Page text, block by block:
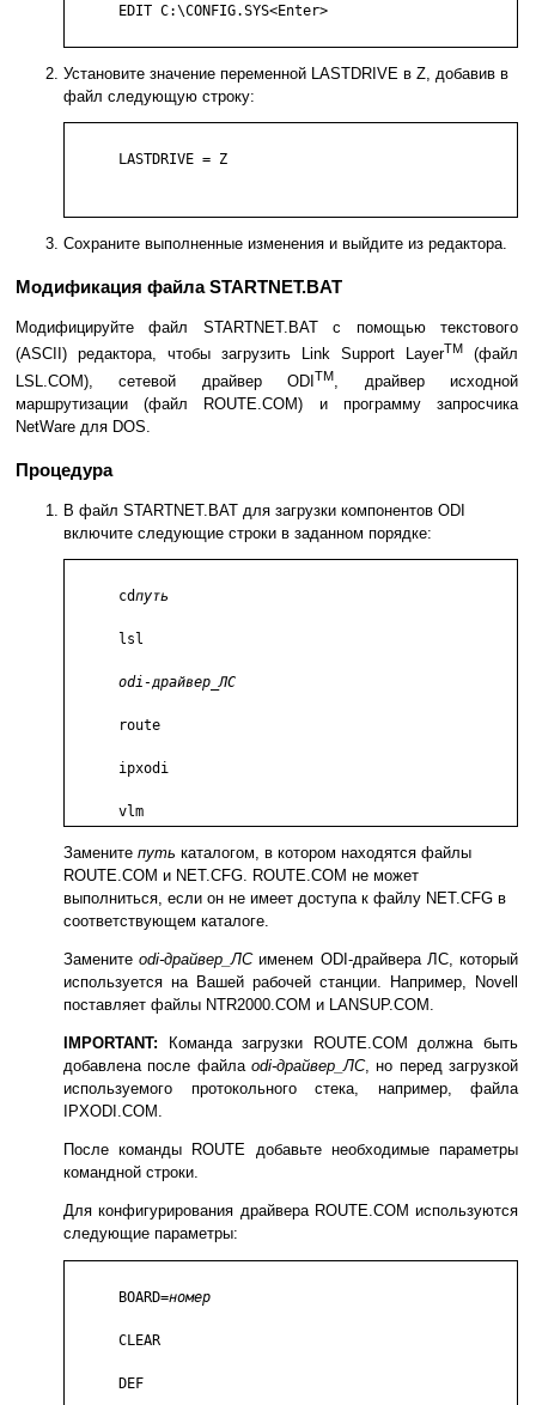
      EDIT C:\CONFIG.SYS<Enter>
Установите значение переменной LASTDRIVE в Z, добавив в
файл следующую строку:
      LASTDRIVE = Z
Сохраните выполненные изменения и выйдите из редактора.
Модификация файла STARTNET.BAT
Модифицируйте файл STARTNET.BAT с помощью текстового
(ASCII) редактора, чтобы загрузить Link Support LayerTM
(файл
LSL.COM), сетевой драйвер ODI TM, драйвер исходной
маршрутизации (файл ROUTE.COM) и программу запросчика
NetWare для DOS.
Процедура
В файл STARTNET.BAT для загрузки компонентов ODI
включите следующие строки в заданном порядке:
      cd
путь
      lsl
odi-драйвер_ЛС
      route
      ipxodi
      vlm
Замените путь каталогом, в котором находятся файлы
ROUTE.COM и NET.CFG. ROUTE.COM не может
выполниться, если он не имеет доступа к файлу NET.CFG в
соответствующем каталоге.
Заменитеodi-драйвер_ЛСименем ODI-драйвера ЛС, который
используется на Вашей рабочей станции. Например, Novell
поставляет файлы NTR2000.COM и LANSUP.COM.
IMPORTANT:
Команда загрузки ROUTE.COM должна быть
добавлена после файла odi-драйвер_ЛС, но перед загрузкой
используемого протокольного стека, например, файла
IPXODI.COM.
После команды ROUTE добавьте необходимые параметры
командной строки.
Для конфигурирования драйвера ROUTE.COM используются
следующие параметры:
      BOARD=
номер
      CLEAR
      DEF